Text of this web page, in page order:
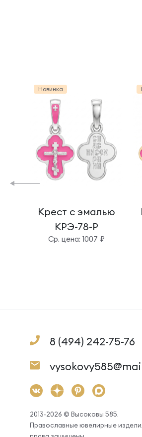
Новинка
Крест с эмалью
КРЭ-78-Р
Cр. цена: 1007 ₽
8 (494) 242-75-76
2013-2026 © Высоковы 585.
Православные ювелирные